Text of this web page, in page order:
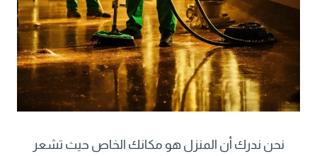
نحن ندرك أن المنزل هو مكانك الخاص حيث تشعر